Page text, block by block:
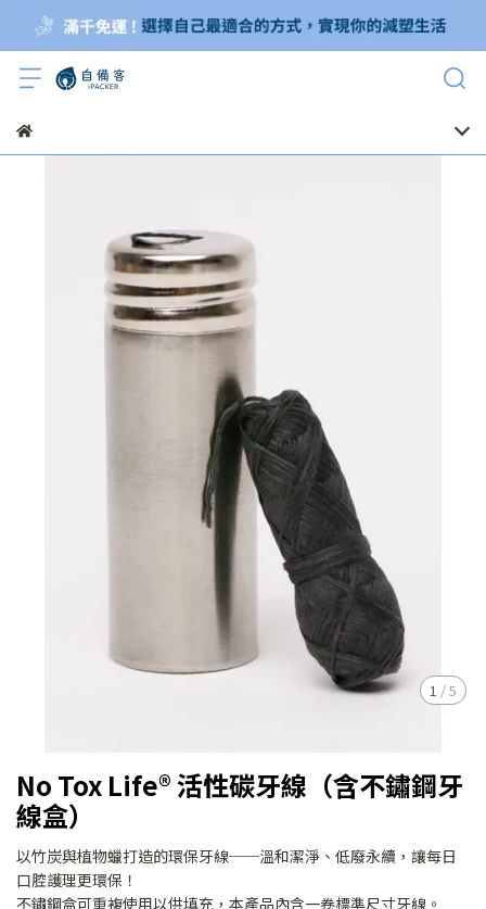
1 /5
No Tox Life® 活性碳牙線（含不鏽鋼牙
線盒）
以竹炭與植物蠟打造的環保牙線──溫和潔淨、低廢永續，讓每日
口腔護理更環保！
不鏽鋼盒可重複使用以供填充，本產品內含一卷標準尺寸牙線。